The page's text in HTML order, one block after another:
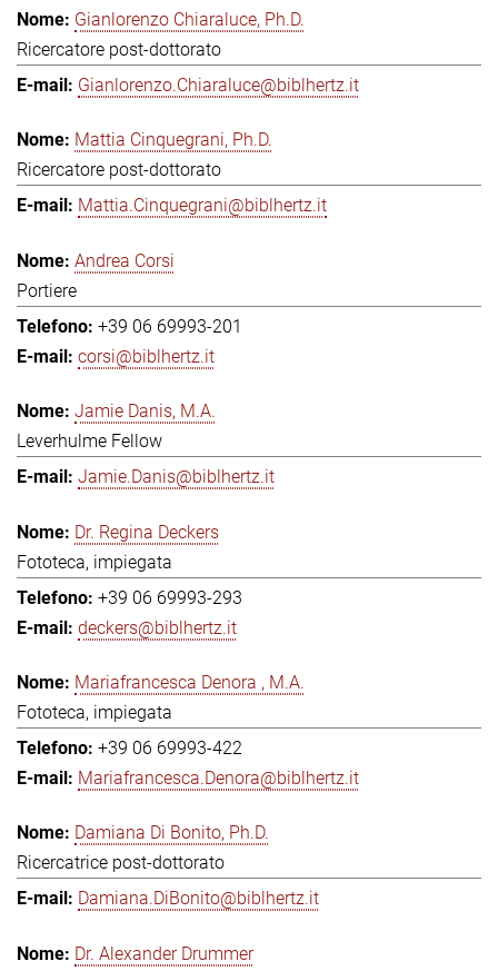
Gianlorenzo Chiaraluce, Ph.D.
Ricercatore post-dottorato
Gianlorenzo.Chiaraluce@biblhertz.it
Mattia Cinquegrani, Ph.D.
Ricercatore post-dottorato
Mattia.Cinquegrani@biblhertz.it
Andrea Corsi
Portiere
+39 06 69993-201
corsi@biblhertz.it
Jamie Danis, M.A.
Leverhulme Fellow
Jamie.Danis@biblhertz.it
Dr. Regina Deckers
Fototeca, impiegata
+39 06 69993-293
deckers@biblhertz.it
Mariafrancesca Denora , M.A.
Fototeca, impiegata
+39 06 69993-422
Mariafrancesca.Denora@biblhertz.it
Damiana Di Bonito, Ph.D.
Ricercatrice post-dottorato
Damiana.DiBonito@biblhertz.it
Dr. Alexander Drummer